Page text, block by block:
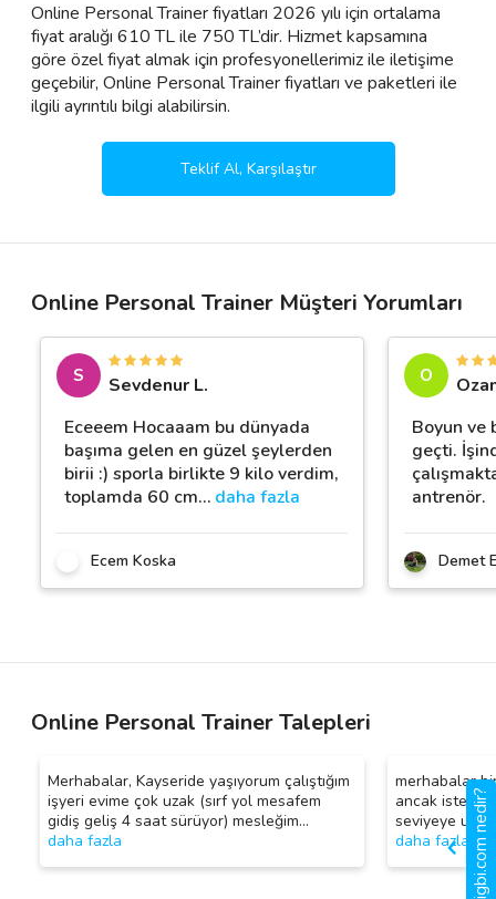
Online Personal Trainer fiyatları 2026 yılı için ortalama
fiyat aralığı 610 TL ile 750 TL’dir. Hizmet kapsamına
göre özel fiyat almak için profesyonellerimiz ile iletişime
geçebilir, Online Personal Trainer fiyatları ve paketleri ile
ilgili ayrıntılı bilgi alabilirsin.
Teklif Al, Karşılaştır
Online Personal Trainer Müşteri Yorumları
S
Sevdenur L.
Eceeem Hocaaam bu dünyada
başıma gelen en güzel şeylerden
birii :) sporla birlikte 9 kilo verdim,
toplamda 60 cm… daha fazla
Ecem Koska
O
Boyun ve
geçti.
antrenör.
Demet
Online Personal Trainer Talepleri
Merhabalar, Kayseride yaşıyorum çalıştığım
işyeri evime çok uzak (sırf yol mesafem
gidiş geliş 4 saat sürüyor) mesleğim…
daha fazla
merhabalar
ancak
seviyeye
daha fazla gigbi.com nedir?